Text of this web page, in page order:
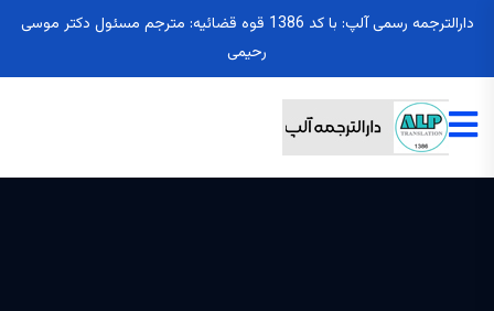
دارالترجمه رسمی آلپ: با کد 1386 قوه قضائیه: مترجم مسئول دکتر موسی
رحیمی